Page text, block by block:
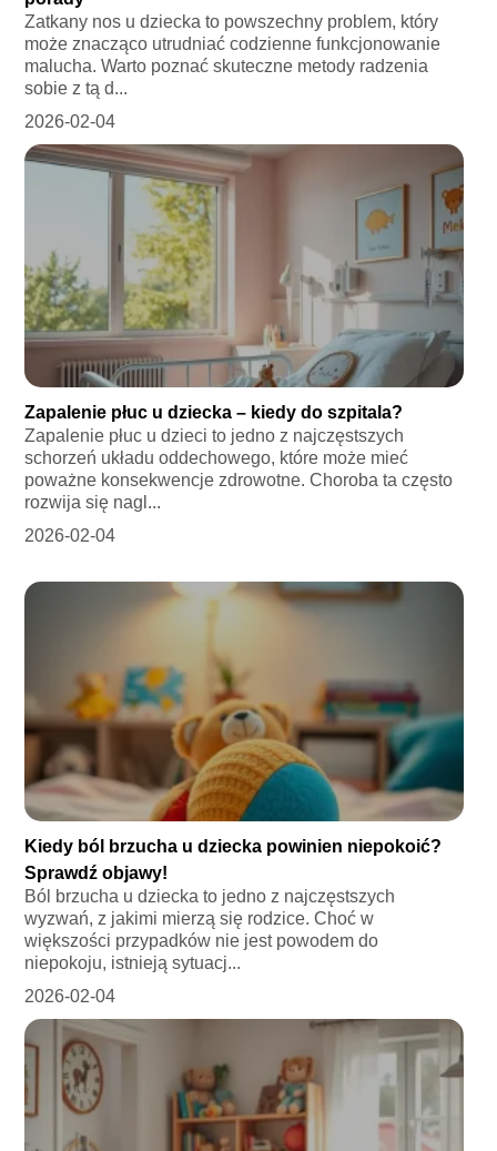
Zatkany nos u dziecka to powszechny problem, który
może znacząco utrudniać codzienne funkcjonowanie
malucha. Warto poznać skuteczne metody radzenia
sobie z tą d...
2026-02-04
Zapalenie płuc u dziecka – kiedy do szpitala?
Zapalenie płuc u dzieci to jedno z najczęstszych
schorzeń układu oddechowego, które może mieć
poważne konsekwencje zdrowotne. Choroba ta często
rozwija się nagl...
2026-02-04
Kiedy ból brzucha u dziecka powinien niepokoić?
Sprawdź objawy!
Ból brzucha u dziecka to jedno z najczęstszych
wyzwań, z jakimi mierzą się rodzice. Choć w
większości przypadków nie jest powodem do
niepokoju, istnieją sytuacj...
2026-02-04